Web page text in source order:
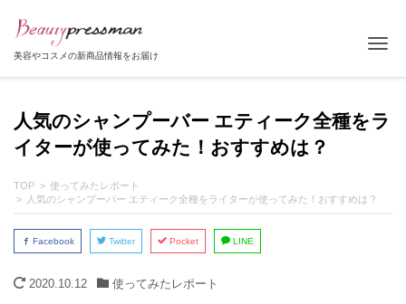
美容やコスメの新商品情報をお届け
人気のシャンプーバー エティーク全種をラ
イターが使ってみた！おすすめは？
TOP
使ってみたレポート
人気のシャンプーバー エティーク全種をライターが使ってみた！おすすめは？
Facebook Twitter Pocket LINE
2020.10.12 使ってみたレポート